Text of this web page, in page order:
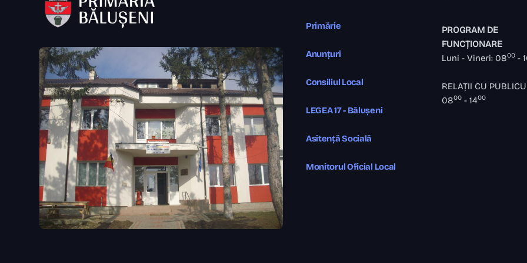
Primărie
Anunțuri
Consiliul Local
LEGEA 17 - Bălușeni
Asitență Socială
Monitorul Oficial Local
PROGRAM DE
FUNCȚIONARE
Luni - Vineri: 0800-
RELAȚII CU
0800- 1400